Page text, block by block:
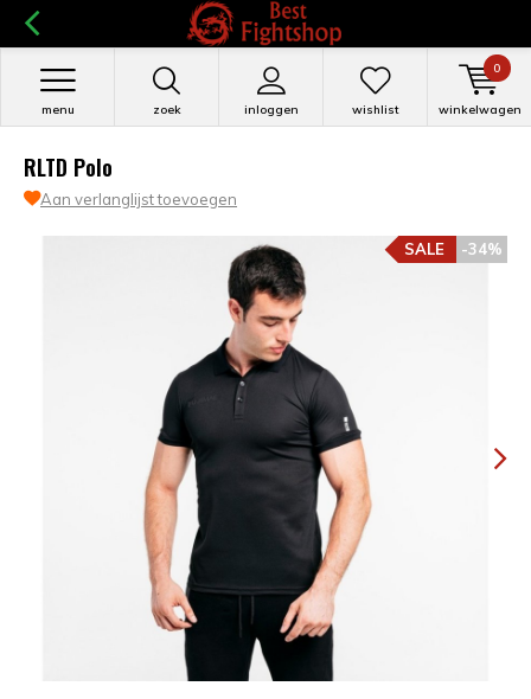
zoek inloggen
menu wishlist winkelwagen
0
RLTD Polo
Aan verlanglijst toevoegen
-34%
SALE